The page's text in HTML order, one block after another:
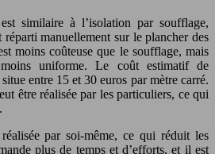
similaire à l’isolation par soufflage,
manuellement sur le plancher des
moins coûteuse que le soufflage, mais
uniforme. Le coût estimatif de
entre 15 et 30 euros par mètre carré.
être réalisée par les particuliers, ce qui
par soi-même, ce qui réduit les
plus de temps et d’efforts, et il est